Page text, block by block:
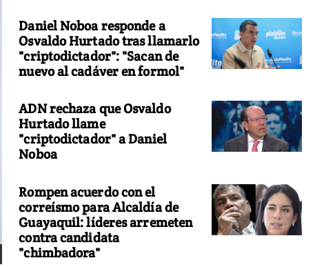
Daniel Noboa responde a
Osvaldo Hurtado tras llamarlo
"criptodictador": "Sacan de
nuevo al cadáver en formol"
ADN rechaza que Osvaldo
Hurtado llame
"criptodictador" a Daniel
Noboa
Rompen acuerdo con el
correísmo para Alcaldía de
Guayaquil: líderes arremeten
contra candidata
"chimbadora"